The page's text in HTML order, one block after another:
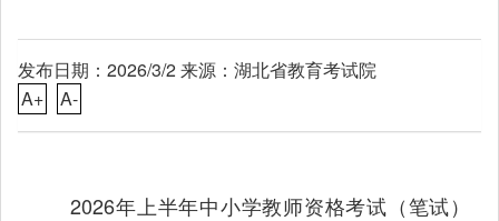
发布日期：2026/3/2 来源：湖北省教育考试院
A+
A-
2026年上半年中小学教师资格考试（笔试）